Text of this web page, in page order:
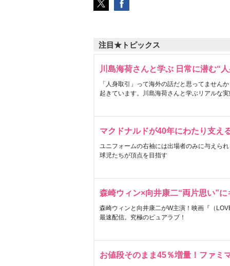
注目★トピックス
川島海荷さんと学ぶ 日常に潜む“
「人身取引」って海外の話だと思ってません
起きています。川島海荷さんと学ぶリアルな
マクドナルドが40年にわたり支え
ユニフォームの右袖には出場者のみに与えら
球児たちが頂点を目指す
森崎ウィン×向井康二“両片思い”
森崎ウィンと向井康二がW主演！映画『（
最速配信。究極のピュアラブ！
お値段そのまま45％増量！ファミ